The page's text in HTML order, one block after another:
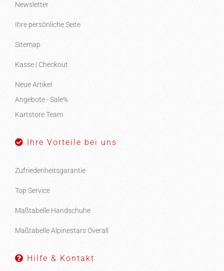
Newsletter
Ihre persönliche Seite
Sitemap
Kasse | Checkout
Neue Artikel
Angebote - Sale%
Kartstore Team
Ihre Vorteile bei uns
Zufriedenheitsgarantie
Top Service
Maßtabelle Handschuhe
Maßtabelle Alpinestars Overall
Hilfe & Kontakt